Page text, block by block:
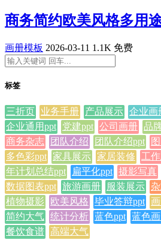
商务简约欧美风格多用
画册模板 2026-03-11 1.1K 免费
标签
三折页 业务手册 产品展示 企业画
企业通用ppt
党建ppt 公司画册 品
商务杂志
团队介绍 团队介绍ppt
多色彩ppt
家具展示 家居装修 工
年计划总结ppt
扁平化ppt 摄影写真
数据图表ppt 旅游画册 服装展示
植物摄影
欧美风格 毕业答辩ppt
简约大气 统计分析 蓝色ppt 蓝色
餐饮食谱 高端大气